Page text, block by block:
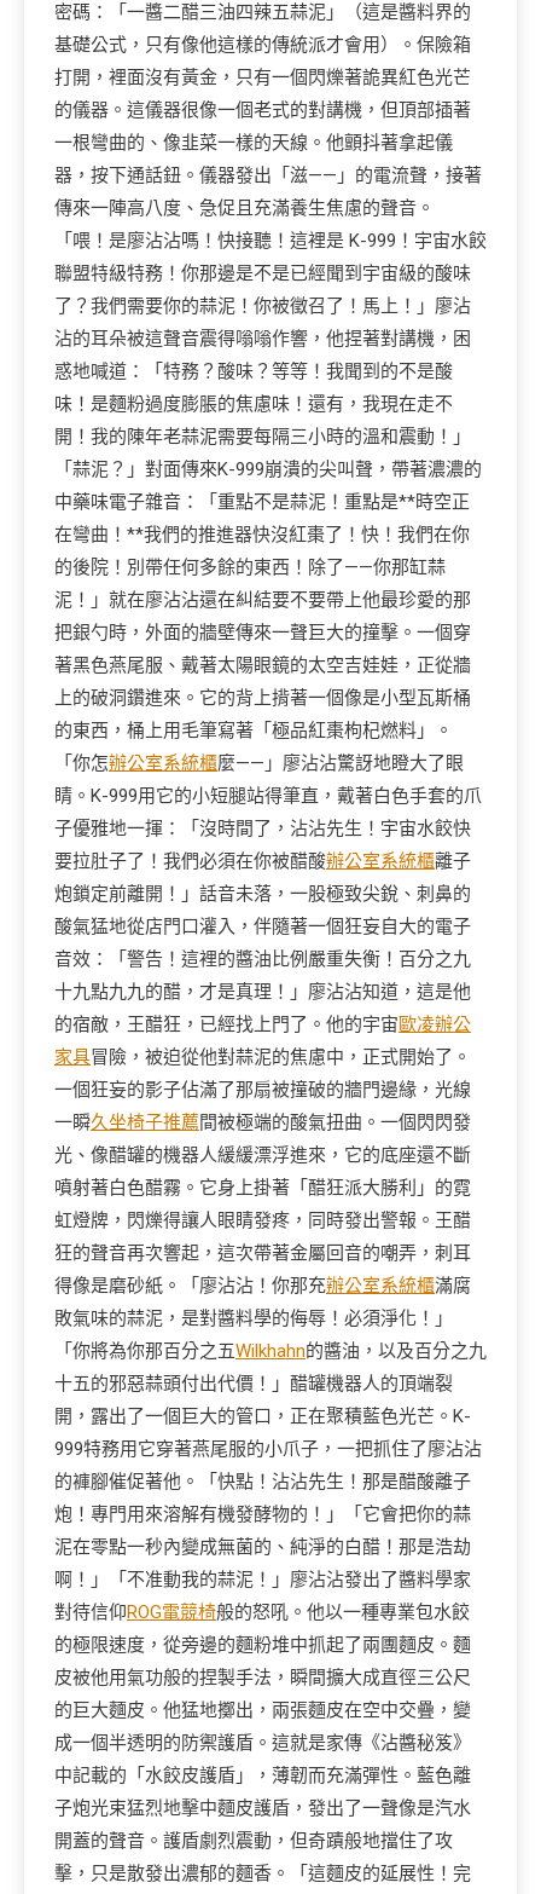
密碼：「一醬二醋三油四辣五蒜泥」（這是醬料界的
基礎公式，只有像他這樣的傳統派才會用）。保險箱
打開，裡面沒有黃金，只有一個閃爍著詭異紅色光芒
的儀器。這儀器很像一個老式的對講機，但頂部插著
一根彎曲的、像韭菜一樣的天線。他顫抖著拿起儀
器，按下通話鈕。儀器發出「滋——」的電流聲，接著
傳來一陣高八度、急促且充滿養生焦慮的聲音。
「喂！是廖沾沾嗎！快接聽！這裡是 K-999！宇宙水餃
聯盟特級特務！你那邊是不是已經聞到宇宙級的酸味
了？我們需要你的蒜泥！你被徵召了！馬上！」廖沾
沾的耳朵被這聲音震得嗡嗡作響，他捏著對講機，困
惑地喊道：「特務？酸味？等等！我聞到的不是酸
味！是麵粉過度膨脹的焦慮味！還有，我現在走不
開！我的陳年老蒜泥需要每隔三小時的溫和震動！」
「蒜泥？」對面傳來K-999崩潰的尖叫聲，帶著濃濃的
中藥味電子雜音：「重點不是蒜泥！重點是**時空正
在彎曲！**我們的推進器快沒紅棗了！快！我們在你
的後院！別帶任何多餘的東西！除了——你那缸蒜
泥！」就在廖沾沾還在糾結要不要帶上他最珍愛的那
把銀勺時，外面的牆壁傳來一聲巨大的撞擊。一個穿
著黑色燕尾服、戴著太陽眼鏡的太空吉娃娃，正從牆
上的破洞鑽進來。它的背上揹著一個像是小型瓦斯桶
的東西，桶上用毛筆寫著「極品紅棗枸杞燃料」。
「你怎辦公室系統櫃麼——」廖沾沾驚訝地瞪大了眼
睛。K-999用它的小短腿站得筆直，戴著白色手套的爪
子優雅地一揮：「沒時間了，沾沾先生！宇宙水餃快
要拉肚子了！我們必須在你被醋酸辦公室系統櫃離子
炮鎖定前離開！」話音未落，一股極致尖銳、刺鼻的
酸氣猛地從店門口灌入，伴隨著一個狂妄自大的電子
音效：「警告！這裡的醬油比例嚴重失衡！百分之九
十九點九九的醋，才是真理！」廖沾沾知道，這是他
的宿敵，王醋狂，已經找上門了。他的宇宙歐凌辦公
家具冒險，被迫從他對蒜泥的焦慮中，正式開始了。
一個狂妄的影子佔滿了那扇被撞破的牆門邊緣，光線
一瞬久坐椅子推薦間被極端的酸氣扭曲。一個閃閃發
光、像醋罐的機器人緩緩漂浮進來，它的底座還不斷
噴射著白色醋霧。它身上掛著「醋狂派大勝利」的霓
虹燈牌，閃爍得讓人眼睛發疼，同時發出警報。王醋
狂的聲音再次響起，這次帶著金屬回音的嘲弄，刺耳
得像是磨砂紙。「廖沾沾！你那充辦公室系統櫃滿腐
敗氣味的蒜泥，是對醬料學的侮辱！必須淨化！」
「你將為你那百分之五Wilkhahn的醬油，以及百分之九
十五的邪惡蒜頭付出代價！」醋罐機器人的頂端裂
開，露出了一個巨大的管口，正在聚積藍色光芒。K-
999特務用它穿著燕尾服的小爪子，一把抓住了廖沾沾
的褲腳催促著他。「快點！沾沾先生！那是醋酸離子
炮！專門用來溶解有機發酵物的！」「它會把你的蒜
泥在零點一秒內變成無菌的、純淨的白醋！那是浩劫
啊！」「不准動我的蒜泥！」廖沾沾發出了醬料學家
對待信仰ROG電競椅般的怒吼。他以一種專業包水餃
的極限速度，從旁邊的麵粉堆中抓起了兩團麵皮。麵
皮被他用氣功般的捏製手法，瞬間擴大成直徑三公尺
的巨大麵皮。他猛地擲出，兩張麵皮在空中交疊，變
成一個半透明的防禦護盾。這就是家傳《沾醬秘笈》
中記載的「水餃皮護盾」，薄韌而充滿彈性。藍色離
子炮光束猛烈地擊中麵皮護盾，發出了一聲像是汽水
開蓋的聲音。護盾劇烈震動，但奇蹟般地擋住了攻
擊，只是散發出濃郁的麵香。「這麵皮的延展性！完